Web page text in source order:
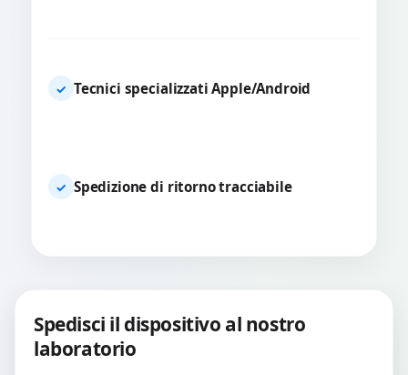
✓ Tecnici specializzati Apple/Android
✓ Spedizione di ritorno tracciabile
Spedisci il dispositivo al nostro
laboratorio